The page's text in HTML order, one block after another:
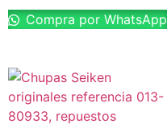
Compra por WhatsApp